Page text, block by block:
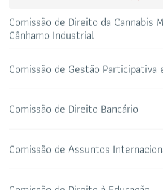
69 3217-2099
TELEFONE
E-MAIL TRIBUNAL DE ÉTICA
Comissão de Direito da Cannabis
Cânhamo Industrial
Comissão de Gestão Participativa
Comissão de Direito Bancário
Comissão de Assuntos